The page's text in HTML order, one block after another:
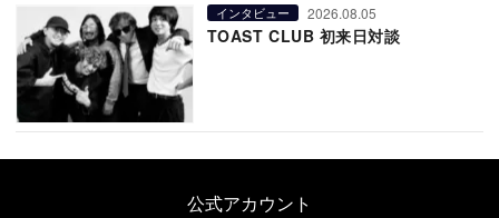
インタビュー 2026.08.05
TOAST CLUB 初来日対談
公式アカウント